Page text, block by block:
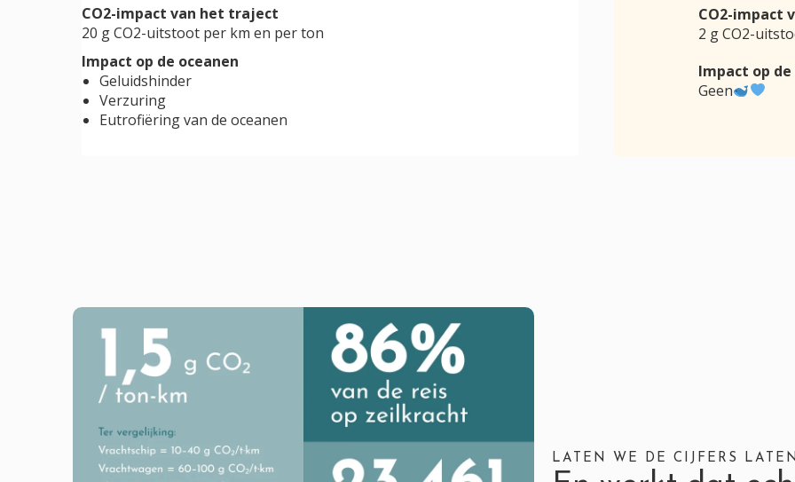
CO2-impact van het traject
20 g CO2-uitstoot per km en per ton
Impact op de oceanen
Geluidshinder
Verzuring
Eutrofiëring van de oceanen
CO2-impact
2 g CO2-
Impact op de
Geen
LATEN WE DE CIJFERS